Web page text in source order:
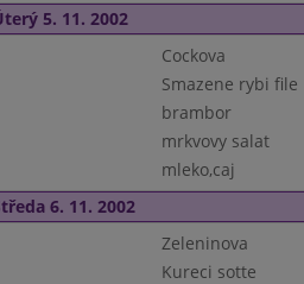
5. 11. 2002
Cockova
Smazene rybi file
brambor
mrkvovy salat
mleko,caj
6. 11. 2002
Zeleninova
Kureci sotte